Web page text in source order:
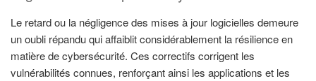
Le retard ou la négligence des mises à jour logicielles demeure
un oubli répandu qui affaiblit considérablement la résilience en
matière de cybersécurité. Ces correctifs corrigent les
vulnérabilités connues, renforçant ainsi les applications et les